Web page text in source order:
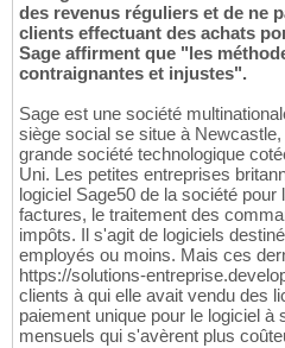
des revenus réguliers et de ne
clients effectuant des achats
Sage affirment que "les
contraignantes et injustes".
Sage est une société
siège social se situe à
grande société technologique
Uni. Les petites entreprises
logiciel Sage50 de la société
factures, le traitement des
impôts. Il s'agit de logiciels
employés ou moins. Mais ces
https://solutions-
clients à qui elle avait vendu des
paiement unique pour le logiciel
mensuels qui s'avèrent plus